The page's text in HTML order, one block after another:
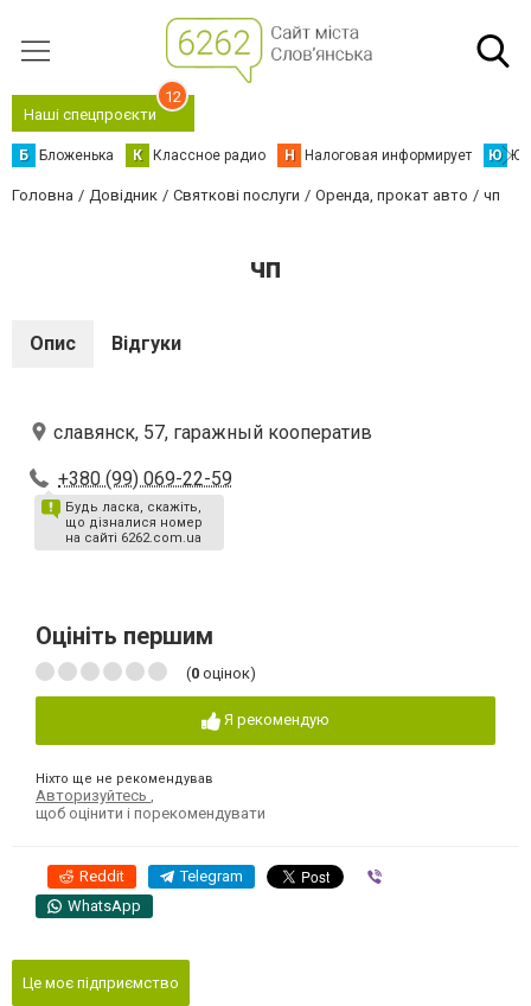
Наші спецпроєкти
12
Б Бложенька К Классное радио Н Налоговая информирует Ю
Головна Довідник Святкові послуги Оренда, прокат авто чп
чп
Опис Відгуки
славянск, 57, гаражный кооператив
+380 (99) 069-22-59
Будь ласка, скажіть,
що дізналися номер
на сайті 6262.com.ua
Оцініть першим
(0 оцінок)
Я рекомендую
Ніхто ще не рекомендував
Авторизуйтесь
щоб оцінити і порекомендувати
Reddit Telegram
WhatsApp
Це моє підприємство